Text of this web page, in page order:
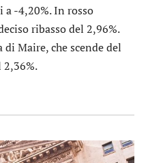
a -4,20%. In rosso
ribasso del 2,96%.
di Maire, che scende del
2,36%.